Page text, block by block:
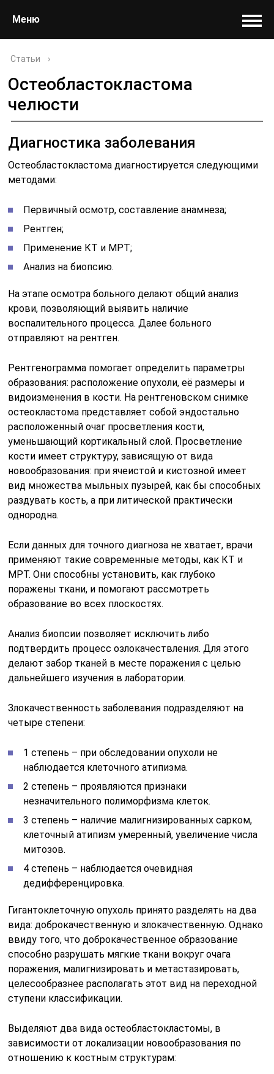
Меню
Статьи ›
Остеобластокластома
челюсти
Диагностика заболевания
Остеобластокластома диагностируется следующими
методами:
Первичный осмотр, составление анамнеза;
Рентген;
Применение КТ и МРТ;
Анализ на биопсию.
На этапе осмотра больного делают общий анализ
крови, позволяющий выявить наличие
воспалительного процесса. Далее больного
отправляют на рентген.
Рентгенограмма помогает определить параметры
образования: расположение опухоли, её размеры и
видоизменения в кости. На рентгеновском снимке
остеокластома представляет собой эндостально
расположенный очаг просветления кости,
уменьшающий кортикальный слой. Просветление
кости имеет структуру, зависящую от вида
новообразования: при ячеистой и кистозной имеет
вид множества мыльных пузырей, как бы способных
раздувать кость, а при литической практически
однородна.
Если данных для точного диагноза не хватает, врачи
применяют такие современные методы, как КТ и
МРТ. Они способны установить, как глубоко
поражены ткани, и помогают рассмотреть
образование во всех плоскостях.
Анализ биопсии позволяет исключить либо
подтвердить процесс озлокачествления. Для этого
делают забор тканей в месте поражения с целью
дальнейшего изучения в лаборатории.
Злокачественность заболевания подразделяют на
четыре степени:
1 степень – при обследовании опухоли не
наблюдается клеточного атипизма.
2 степень – проявляются признаки
незначительного полиморфизма клеток.
3 степень – наличие малигнизированных сарком,
клеточный атипизм умеренный, увеличение числа
митозов.
4 степень – наблюдается очевидная
дедифференцировка.
Гигантоклеточную опухоль принято разделять на два
вида: доброкачественную и злокачественную. Однако
ввиду того, что доброкачественное образование
способно разрушать мягкие ткани вокруг очага
поражения, малигнизировать и метастазировать,
целесообразнее располагать этот вид на переходной
ступени классификации.
Выделяют два вида остеобластокластомы, в
зависимости от локализации новообразования по
отношению к костным структурам: